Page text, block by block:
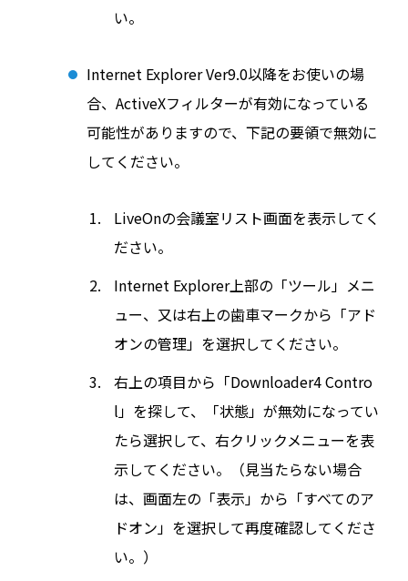
い。
Internet Explorer Ver9.0以降をお使いの場
合、ActiveXフィルターが有効になっている
可能性がありますので、下記の要領で無効に
してください。
LiveOnの会議室リスト画面を表示してく
ださい。
Internet Explorer上部の「ツール」メニ
ュー、又は右上の歯車マークから「アド
オンの管理」を選択してください。
右上の項目から「Downloader4 Contro
l」を探して、「状態」が無効になってい
たら選択して、右クリックメニューを表
示してください。（見当たらない場合
は、画面左の「表示」から「すべてのア
ドオン」を選択して再度確認してくださ
い。）